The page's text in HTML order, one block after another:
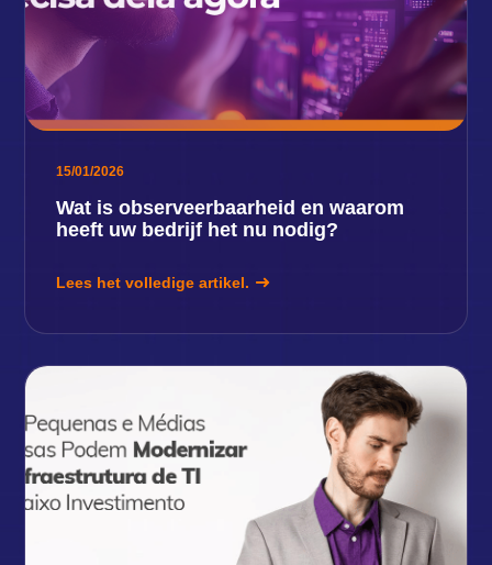
15/01/2026
Wat is observeerbaarheid en waarom
heeft uw bedrijf het nu nodig?
Lees het volledige artikel.